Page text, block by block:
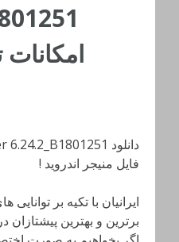
امکانات
فایل منیجر اندروید !
ایرانیان با تکیه بر
برترین و بهترین پیشتازان